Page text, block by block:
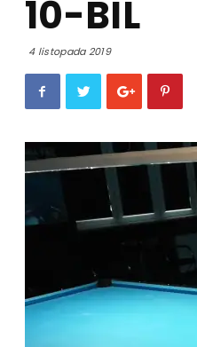
10-BIL
4 listopada 2019